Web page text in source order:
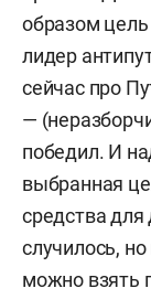
образом
лидер
сейчас про
—
победил. И
выбранная
средства
случилось,
можно взять